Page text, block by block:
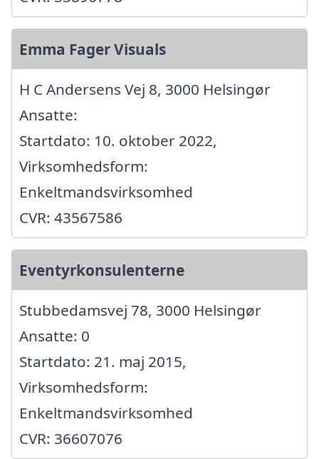
Emma Fager Visuals
H C Andersens Vej 8, 3000 Helsingør
Ansatte:
Startdato: 10. oktober 2022,
Virksomhedsform:
Enkeltmandsvirksomhed
CVR: 43567586
Eventyrkonsulenterne
Stubbedamsvej 78, 3000 Helsingør
Ansatte: 0
Startdato: 21. maj 2015,
Virksomhedsform:
Enkeltmandsvirksomhed
CVR: 36607076